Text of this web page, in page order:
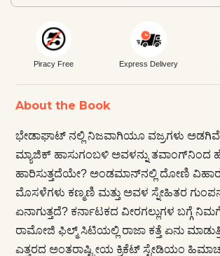
Piracy Free Express Delivery
About the Book
ಭೇಡಾಘಾಟ್ ನಲ್ಲಿ ನಿಜವಾಗಿಯೂ ವಜ್ರಗಳು
ಮ್ಯಾಜಿಕ್ ಹಾಸುಗಂಬಳಿ ಅವಳನ್ನು ತವಾಂಗ್‌ನಿಂದ
ಹಾರಿಸುತ್ತದೆಯೇ? ಅಂಡಮಾನ್‌ನಲ್ಲಿ ದೋಣಿ
ಮೊಸಳೆಗಳು ಕಣ್ಮಣಿ ಮತ್ತು ಅವಳ ಸ್ನೇಹಿತರ
ಏನಾಗುತ್ತದೆ? ಕರ್ನಾಟಕದ ವೀರಗಲ್ಲುಗಳ ಬಗ್ಗೆ
ರಾಮೋಜಿ ಫಿಲ್ಮ್ ಸಿಟಿಯಲ್ಲಿ ರಾಜಾ ಕತ್ತೆ ಏನು
ಎತ್ತರದ ಅಂತರಾಷ್ಟ್ರೀಯ ಕ್ರಿಕೆಟ್ ಸ್ಟೇಡಿಯಂ